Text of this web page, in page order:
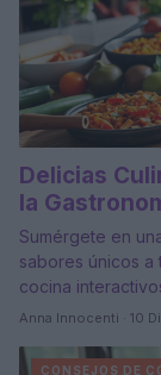
Delicias
la
Sumérgete en
sabores únicos
cocina
Anna Innocenti · 10
CONSEJOS DE